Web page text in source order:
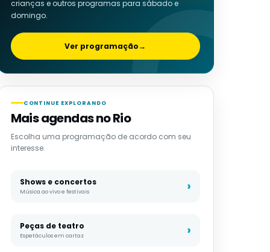
crianças e outros programas para sábado e
domingo.
Ver programação→
CONTINUE EXPLORANDO
Mais agendas no Rio
Escolha uma programação de acordo com seu
interesse.
Shows e concertos
Música ao vivo e festivais
Peças de teatro
Espetáculos em cartaz